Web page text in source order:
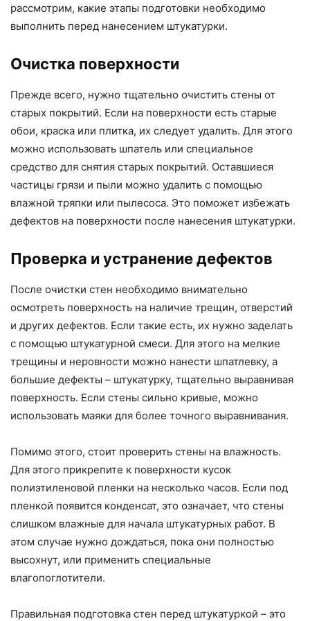
рассмотрим, какие этапы подготовки необходимо
выполнить перед нанесением штукатурки.
Очистка поверхности
Прежде всего, нужно тщательно очистить стены от
старых покрытий. Если на поверхности есть старые
обои, краска или плитка, их следует удалить. Для этого
можно использовать шпатель или специальное
средство для снятия старых покрытий. Оставшиеся
частицы грязи и пыли можно удалить с помощью
влажной тряпки или пылесоса. Это поможет избежать
дефектов на поверхности после нанесения штукатурки.
Проверка и устранение дефектов
После очистки стен необходимо внимательно
осмотреть поверхность на наличие трещин, отверстий
и других дефектов. Если такие есть, их нужно заделать
с помощью штукатурной смеси. Для этого на мелкие
трещины и неровности можно нанести шпатлевку, а
большие дефекты – штукатурку, тщательно выравнивая
поверхность. Если стены сильно кривые, можно
использовать маяки для более точного выравнивания.
Помимо этого, стоит проверить стены на влажность.
Для этого прикрепите к поверхности кусок
полиэтиленовой пленки на несколько часов. Если под
пленкой появится конденсат, это означает, что стены
слишком влажные для начала штукатурных работ. В
этом случае нужно дождаться, пока они полностью
высохнут, или применить специальные
влагопоглотители.
Правильная подготовка стен перед штукатуркой – это